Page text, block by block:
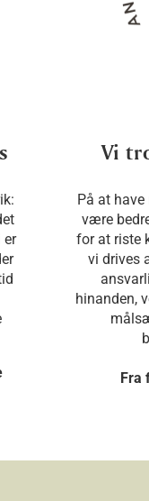
er
Vi
På at
være
for at riste
vi drives
hinanden,
Fra